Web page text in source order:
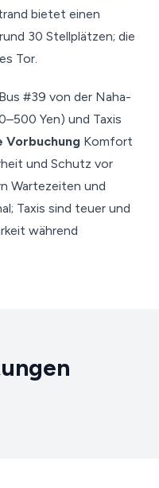
bietet einen
30 Stellplätzen; die
Tor.
#39 von der Naha-
Yen) und Taxis
Vorbuchung Komfort
und Schutz vor
Wartezeiten und
Taxis sind teuer und
während